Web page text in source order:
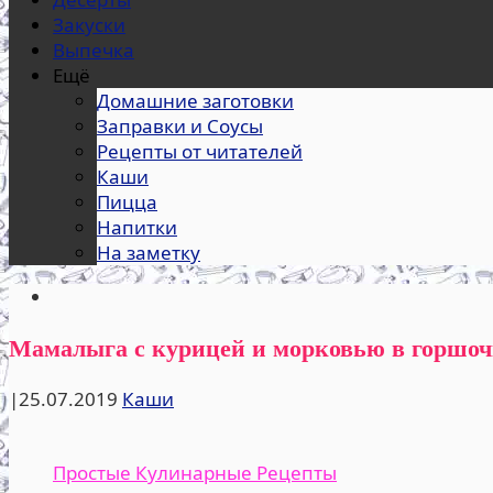
Простые Кулинарные Рецепты
Закуски
Выпечка
Ещё
Домашние заготовки
Заправки и Соусы
Рецепты от читателей
Каши
Пицца
Напитки
На заметку
Мамалыга с курицей и морковью в
|25.07.2019 Каши